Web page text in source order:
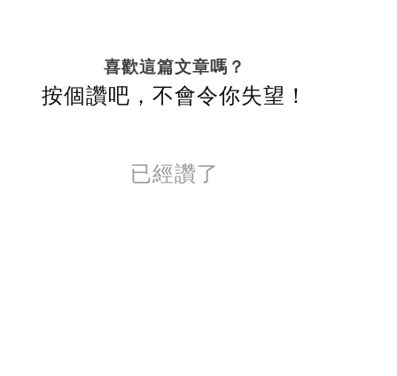
喜歡這篇文章嗎？
按個讚吧，不會令你失望！
已經讚了